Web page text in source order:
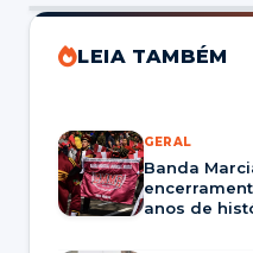
LEIA TAMBÉM
GERAL
Banda
anos de